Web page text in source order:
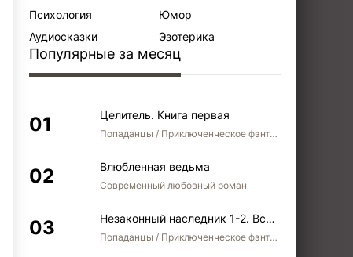
Психология
Юмор
Аудиосказки
Эзотерика
Популярные за месяц
Целитель. Книга первая
Попаданцы / Приключенческое фэнтези / Боевое фэнтези
Влюбленная ведьма
Современный любовный роман
Незаконный наследник 1-2. Вспомнить, кем был. Стать собой. Остаться собой
Попаданцы / Приключенческое фэнтези / Боевое фэнтези / Юмористическое фэнтези